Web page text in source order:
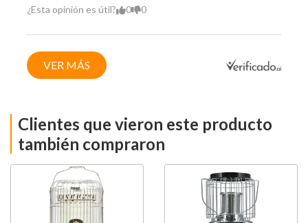
¿Esta opinión es útil? 0 0
VER MÁS
Clientes que vieron este producto
también compraron